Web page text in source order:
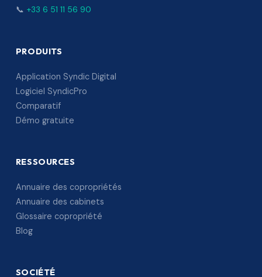
📞 +33 6 51 11 56 90
PRODUITS
Application Syndic Digital
Logiciel SyndicPro
Comparatif
Démo gratuite
RESSOURCES
Annuaire des copropriétés
Annuaire des cabinets
Glossaire copropriété
Blog
SOCIÉTÉ